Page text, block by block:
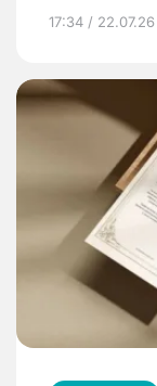
17:34 / 22.07.26